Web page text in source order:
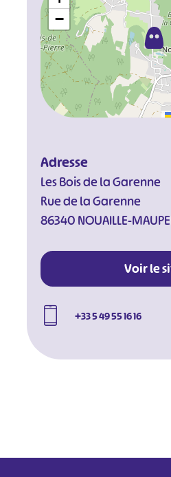
−
Adresse
Les Bois de la Garenne
Rue de la Garenne
86340 NOUAILLE-
Voir le
+33 5 49 55 16 16
#
#
#
#